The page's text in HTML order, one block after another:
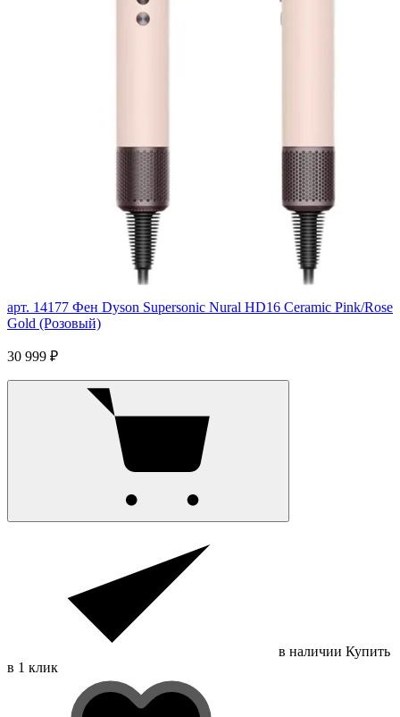
арт. 14177 Фен Dyson Supersonic Nural HD16 Ceramic Pink/Rose
Gold (Розовый)
30 999 ₽
в наличии Купить
в 1 клик